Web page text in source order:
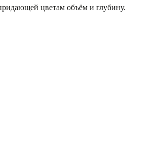
цветам объём и глубину.